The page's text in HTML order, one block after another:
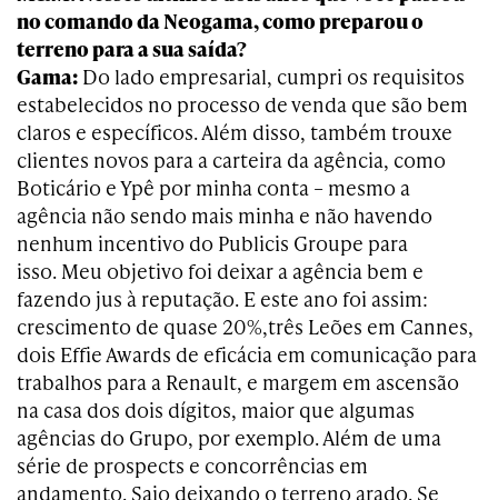
no comando da Neogama, como preparou o
terreno para a sua saída?
Gama: Do lado empresarial, cumpri os requisitos
estabelecidos no processo de venda que são bem
claros e específicos. Além disso, também trouxe
clientes novos para a carteira da agência, como
Boticário e Ypê por minha conta – mesmo a
agência não sendo mais minha e não havendo
nenhum incentivo do Publicis Groupe para
isso. Meu objetivo foi deixar a agência bem e
fazendo jus à reputação. E este ano foi assim:
crescimento de quase 20%,três Leões em Cannes,
dois Effie Awards de eficácia em comunicação para
trabalhos para a Renault, e margem em ascensão
na casa dos dois dígitos, maior que algumas
agências do Grupo, por exemplo. Além de uma
série de prospects e concorrências em
andamento. Saio deixando o terreno arado. Se